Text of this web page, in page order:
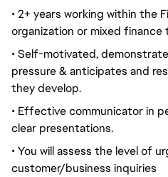
• 2+ years working within the
organization or mixed finance
• Self-motivated,
pressure & anticipates and
they develop.
• Effective communicator in
clear presentations.
• You will assess the level of
customer/business inquiries